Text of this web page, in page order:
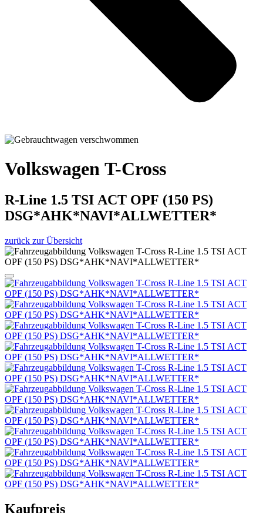
Volkswagen T-Cross
R-Line 1.5 TSI ACT OPF (150 PS)
DSG*AHK*NAVI*ALLWETTER*
zurück zur Übersicht
Kaufpreis